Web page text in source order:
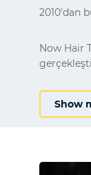
2010'dan
Now Hair
Show